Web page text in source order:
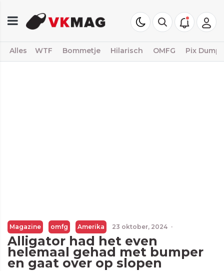
Alles WTF Bommetje Hilarisch OMFG Pix Dump
Magazine omfg Amerika 23 oktober, 2024 ·
Alligator had het even
helemaal gehad met bumper
en gaat over op slopen